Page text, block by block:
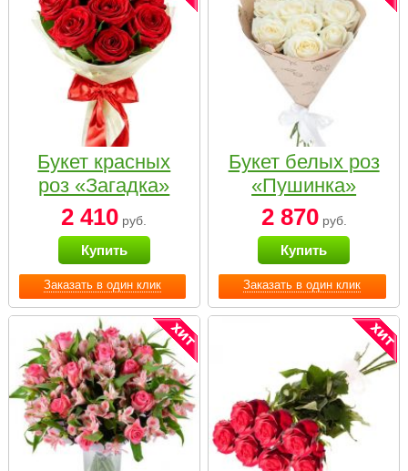
Заказать в один клик
Букет красных
роз «Загадка»
2 410 руб.
Купить
Заказать в один клик
Букет белых роз
«Пушинка»
2 870руб.
Купить